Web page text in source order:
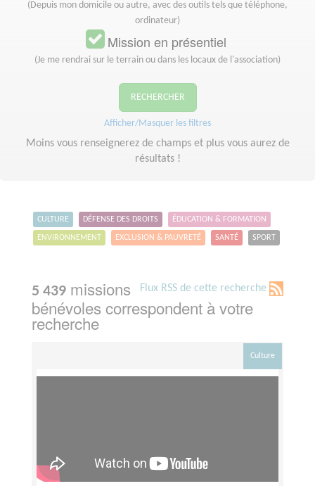
(Depuis mon domicile ou autre, avec des outils tels que téléphone,
ordinateur)
Mission en présentiel
(Je me rendrai sur le terrain ou dans les locaux de l'association)
RECHERCHER
Afficher/Masquer les filtres
Moins vous renseignerez de champs et plus vous aurez de
résultats !
CULTURE DÉFENSE DES DROITS ÉDUCATION & FORMATION
ENVIRONNEMENT EXCLUSION & PAUVRETÉ SANTÉ SPORT
Flux RSS de cette recherche
5 439 missions
bénévoles correspondent à votre
recherche
Culture